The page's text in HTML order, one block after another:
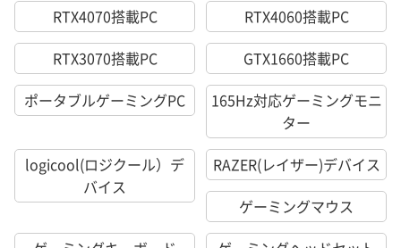
RTX4070搭載PC
RTX4060搭載PC
RTX3070搭載PC
GTX1660搭載PC
ポータブルゲーミングPC
165Hz対応ゲーミングモニ
ター
logicool(ロジクール）デ
バイス
RAZER(レイザー)デバイス
ゲーミングマウス